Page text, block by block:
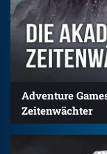
Adventure
Zeitenwächter